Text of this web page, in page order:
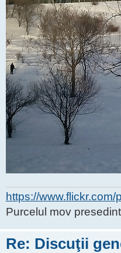
https://
Purcelul mov
Re: Discuţii